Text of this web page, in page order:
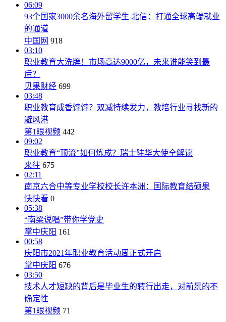
06:09
93个国家3000余名海外留学生 北信：打通全球高端就业
的通道
中国网 918
03:10
职业教育大洗牌！市场高达9000亿，未来谁能笑到最
后？
贝果财经 699
03:48
职业教育成香饽饽？双减持续发力，教培行业寻找新的
避风港
第1眼视频 442
09:02
职业教育“顶流”如何炼成？瑞士驻华大使全解读
来往 675
02:11
南京六合中等专业学校校长许本洲：国际教育结硕果
快快看 0
05:38
“南梁说唱”带你学党史
掌中庆阳 161
00:58
庆阳市2021年职业教育活动周正式开启
掌中庆阳 676
03:50
技术人才短缺的背后是毕业生的转行出走，对前景的不
确定性
第1眼视频 71